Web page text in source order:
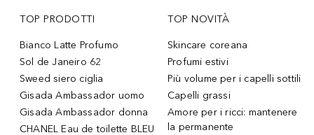
TOP PRODOTTI
Bianco Latte Profumo
Sol de Janeiro 62
Sweed siero ciglia
Gisada Ambassador uomo
Gisada Ambassador donna
CHANEL Eau de toilette BLEU
TOP NOVITÀ
Skincare coreana
Profumi estivi
Più volume per i capelli sottili
Capelli grassi
Amore per i ricci: mantenere
la permanente